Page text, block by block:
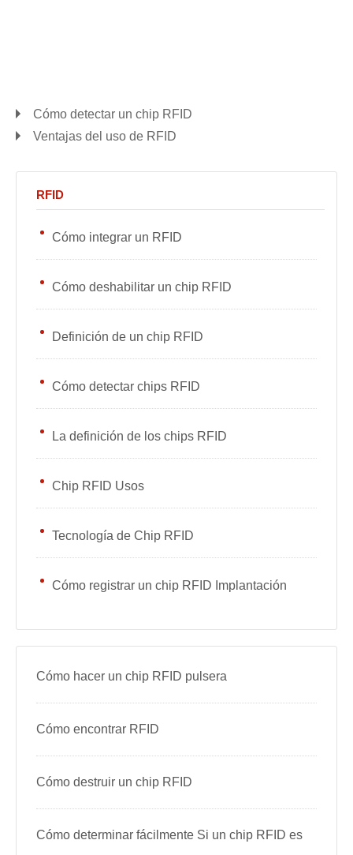
Cómo detectar un chip RFID
Ventajas del uso de RFID
RFID
Cómo integrar un RFID
Cómo deshabilitar un chip RFID
Definición de un chip RFID
Cómo detectar chips RFID
La definición de los chips RFID
Chip RFID Usos
Tecnología de Chip RFID
Cómo registrar un chip RFID Implantación
Cómo hacer un chip RFID pulsera
Cómo encontrar RFID
Cómo destruir un chip RFID
Cómo determinar fácilmente Si un chip RFID es